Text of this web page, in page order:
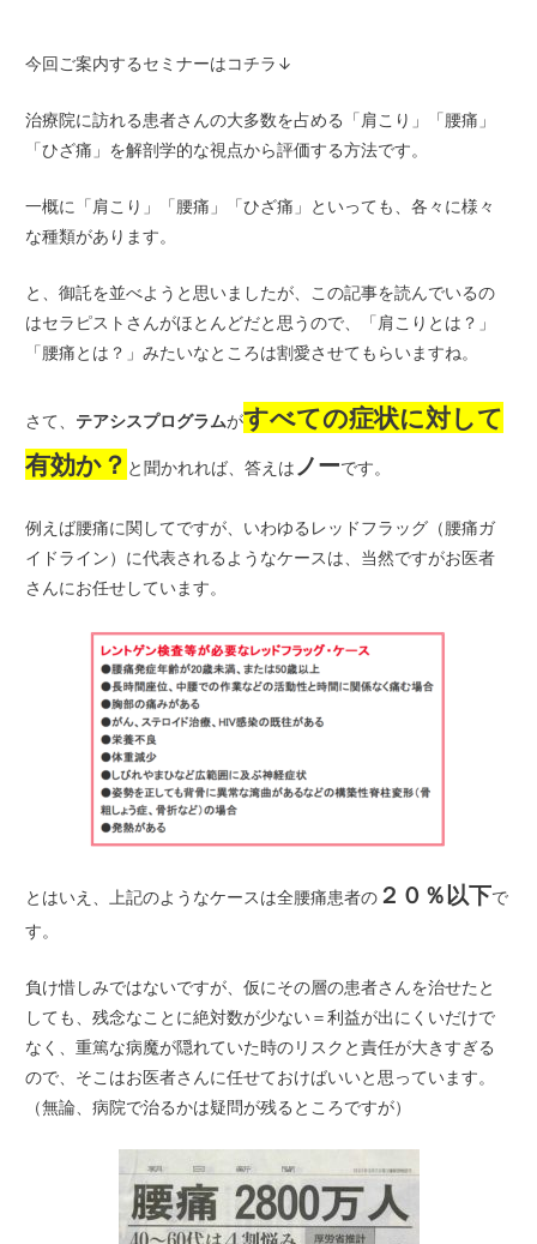
今回ご案内するセミナーはコチラ↓
治療院に訪れる患者さんの大多数を占める「肩こり」「腰痛」
「ひざ痛」を解剖学的な視点から評価する方法です。
一概に「肩こり」「腰痛」「ひざ痛」といっても、各々に様々
な種類があります。
と、御託を並べようと思いましたが、この記事を読んでいるの
はセラピストさんがほとんどだと思うので、「肩こりとは？」
「腰痛とは？」みたいなところは割愛させてもらいますね。
さて、 テアシスプログラムがすべての症状に対して
有効か？ と聞かれれば、答えは ノーです。
例えば腰痛に関してですが、いわゆるレッドフラッグ（腰痛ガ
イドライン）に代表されるようなケースは、当然ですがお医者
さんにお任せしています。
とはいえ、上記のようなケースは全腰痛患者の ２０％以下で
す。
負け惜しみではないですが、仮にその層の患者さんを治せたと
しても、残念なことに絶対数が少ない＝利益が出にくいだけで
なく、重篤な病魔が隠れていた時のリスクと責任が大きすぎる
ので、そこはお医者さんに任せておけばいいと思っています。
（無論、病院で治るかは疑問が残るところですが）